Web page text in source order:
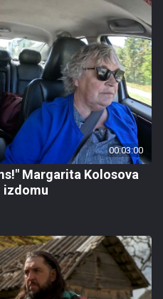
00:03:00
Margarita Kolosova
izdomu